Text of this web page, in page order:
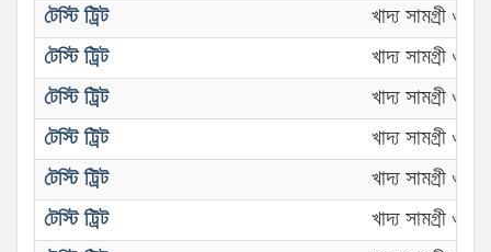
টেস্টি ট্রিট
খাদ্য সামগ্রী ও
টেস্টি ট্রিট
খাদ্য সামগ্রী ও
টেস্টি ট্রিট
খাদ্য সামগ্রী ও
টেস্টি ট্রিট
খাদ্য সামগ্রী ও
টেস্টি ট্রিট
খাদ্য সামগ্রী ও
টেস্টি ট্রিট
খাদ্য সামগ্রী ও